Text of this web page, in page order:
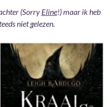
(Sorry Eline!) maar ik heb
niet gelezen.